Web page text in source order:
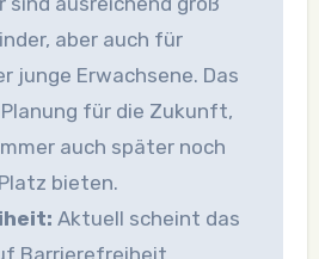
aber auch für
junge Erwachsene. Das
für die Zukunft,
auch später noch
bieten.
Aktuell scheint das